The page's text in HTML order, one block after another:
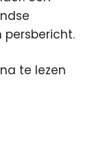
persbericht.
te lezen